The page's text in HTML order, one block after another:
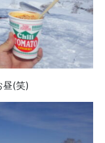
昼(笑)